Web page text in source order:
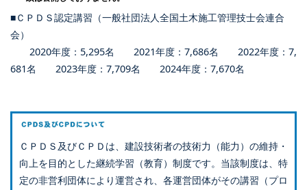
■ＣＰＤＳ認定講習（一般社団法人全国土木施工管理技士会連合
会）
2020年度：5,295名 2021年度：7,686名 2022年度：7,
681名 2023年度：7,709名 2024年度：7,670名
ＣＰＤＳ及びＣＰＤは、建設技術者の技術力（能力）の維持・
向上を目的とした継続学習（教育）制度です。当該制度は、特
定の非営利団体により運営され、各運営団体がその講習（プロ